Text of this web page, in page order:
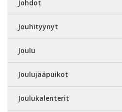
Johdot
Jouhityynyt
Joulu
Joulujääpuikot
Joulukalenterit